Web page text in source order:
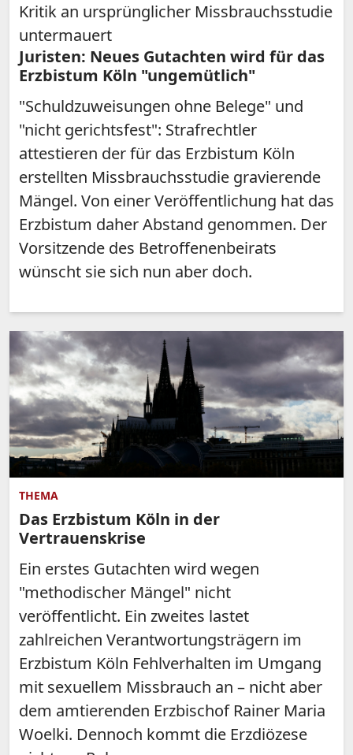
Kritik an ursprünglicher Missbrauchsstudie
untermauert
Juristen: Neues Gutachten wird für das
Erzbistum Köln "ungemütlich"
"Schuldzuweisungen ohne Belege" und
"nicht gerichtsfest": Strafrechtler
attestieren der für das Erzbistum Köln
erstellten Missbrauchsstudie gravierende
Mängel. Von einer Veröffentlichung hat das
Erzbistum daher Abstand genommen. Der
Vorsitzende des Betroffenenbeirats
wünscht sie sich nun aber doch.
THEMA
Das Erzbistum Köln in der
Vertrauenskrise
Ein erstes Gutachten wird wegen
"methodischer Mängel" nicht
veröffentlicht. Ein zweites lastet
zahlreichen Verantwortungsträgern im
Erzbistum Köln Fehlverhalten im Umgang
mit sexuellem Missbrauch an – nicht aber
dem amtierenden Erzbischof Rainer Maria
Woelki. Dennoch kommt die Erzdiözese